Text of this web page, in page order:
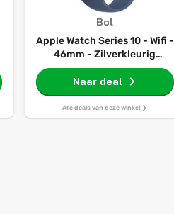
Bol
Apple Watch Series 10 - Wifi -
46mm - Zilverkleurig
Aluminium Case met Denim
Sportbandje - M/L
Naar deal
Alle deals van deze winkel